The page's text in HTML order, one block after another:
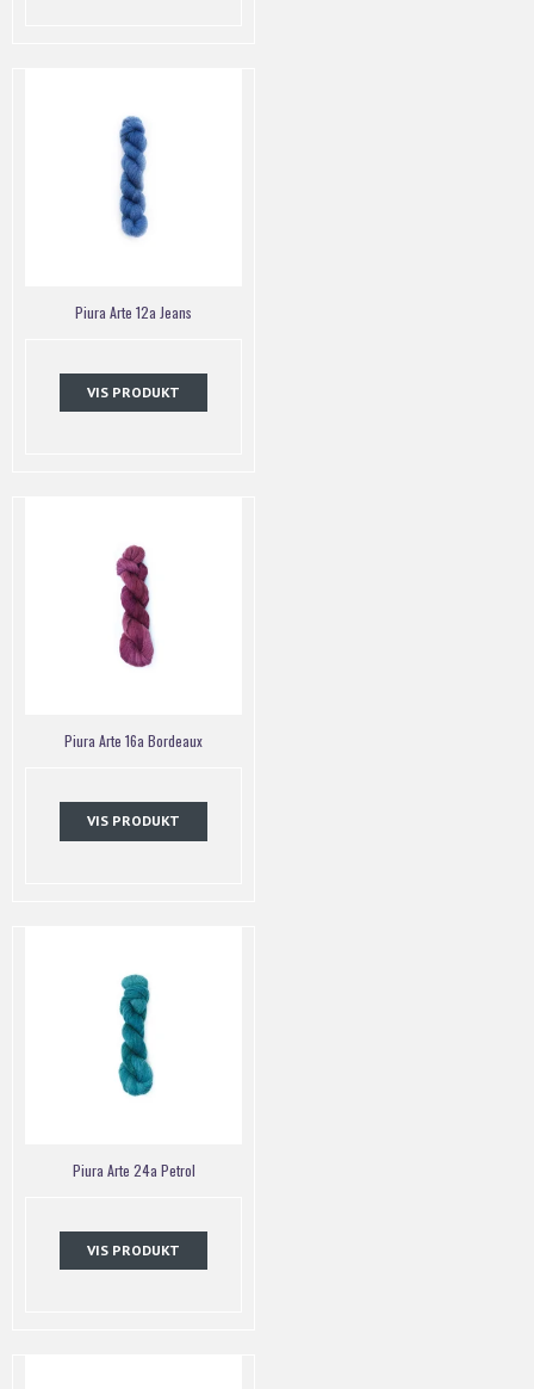
Piura Arte 12a Jeans
VIS PRODUKT
Piura Arte 16a Bordeaux
VIS PRODUKT
Piura Arte 24a Petrol
VIS PRODUKT